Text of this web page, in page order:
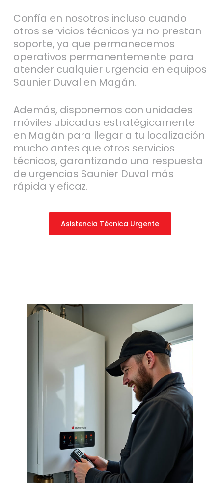
Confía en nosotros incluso cuando
otros servicios técnicos ya no prestan
soporte, ya que permanecemos
operativos permanentemente para
atender cualquier urgencia en equipos
Saunier Duval en Magán.
Además, disponemos con unidades
móviles ubicadas estratégicamente
en Magán para llegar a tu localización
mucho antes que otros servicios
técnicos, garantizando una respuesta
de urgencias Saunier Duval más
rápida y eficaz.
Asistencia Técnica Urgente